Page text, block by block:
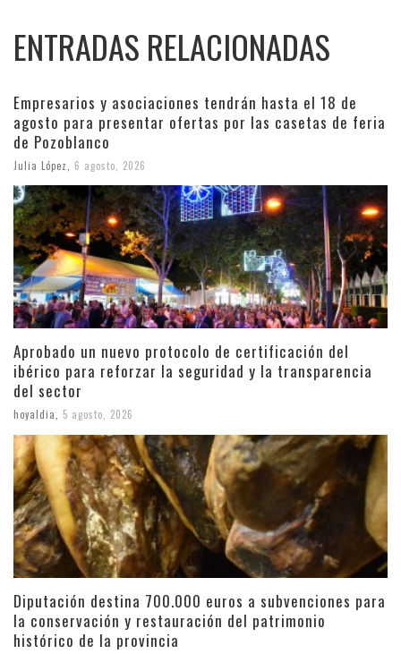
ENTRADAS RELACIONADAS
Empresarios y asociaciones tendrán hasta el 18 de
agosto para presentar ofertas por las casetas de feria
de Pozoblanco
Julia López 6 agosto, 2026
Aprobado un nuevo protocolo de certificación del
ibérico para reforzar la seguridad y la transparencia
del sector
hoyaldia 5 agosto, 2026
Diputación destina 700.000 euros a subvenciones para
la conservación y restauración del patrimonio
histórico de la provincia